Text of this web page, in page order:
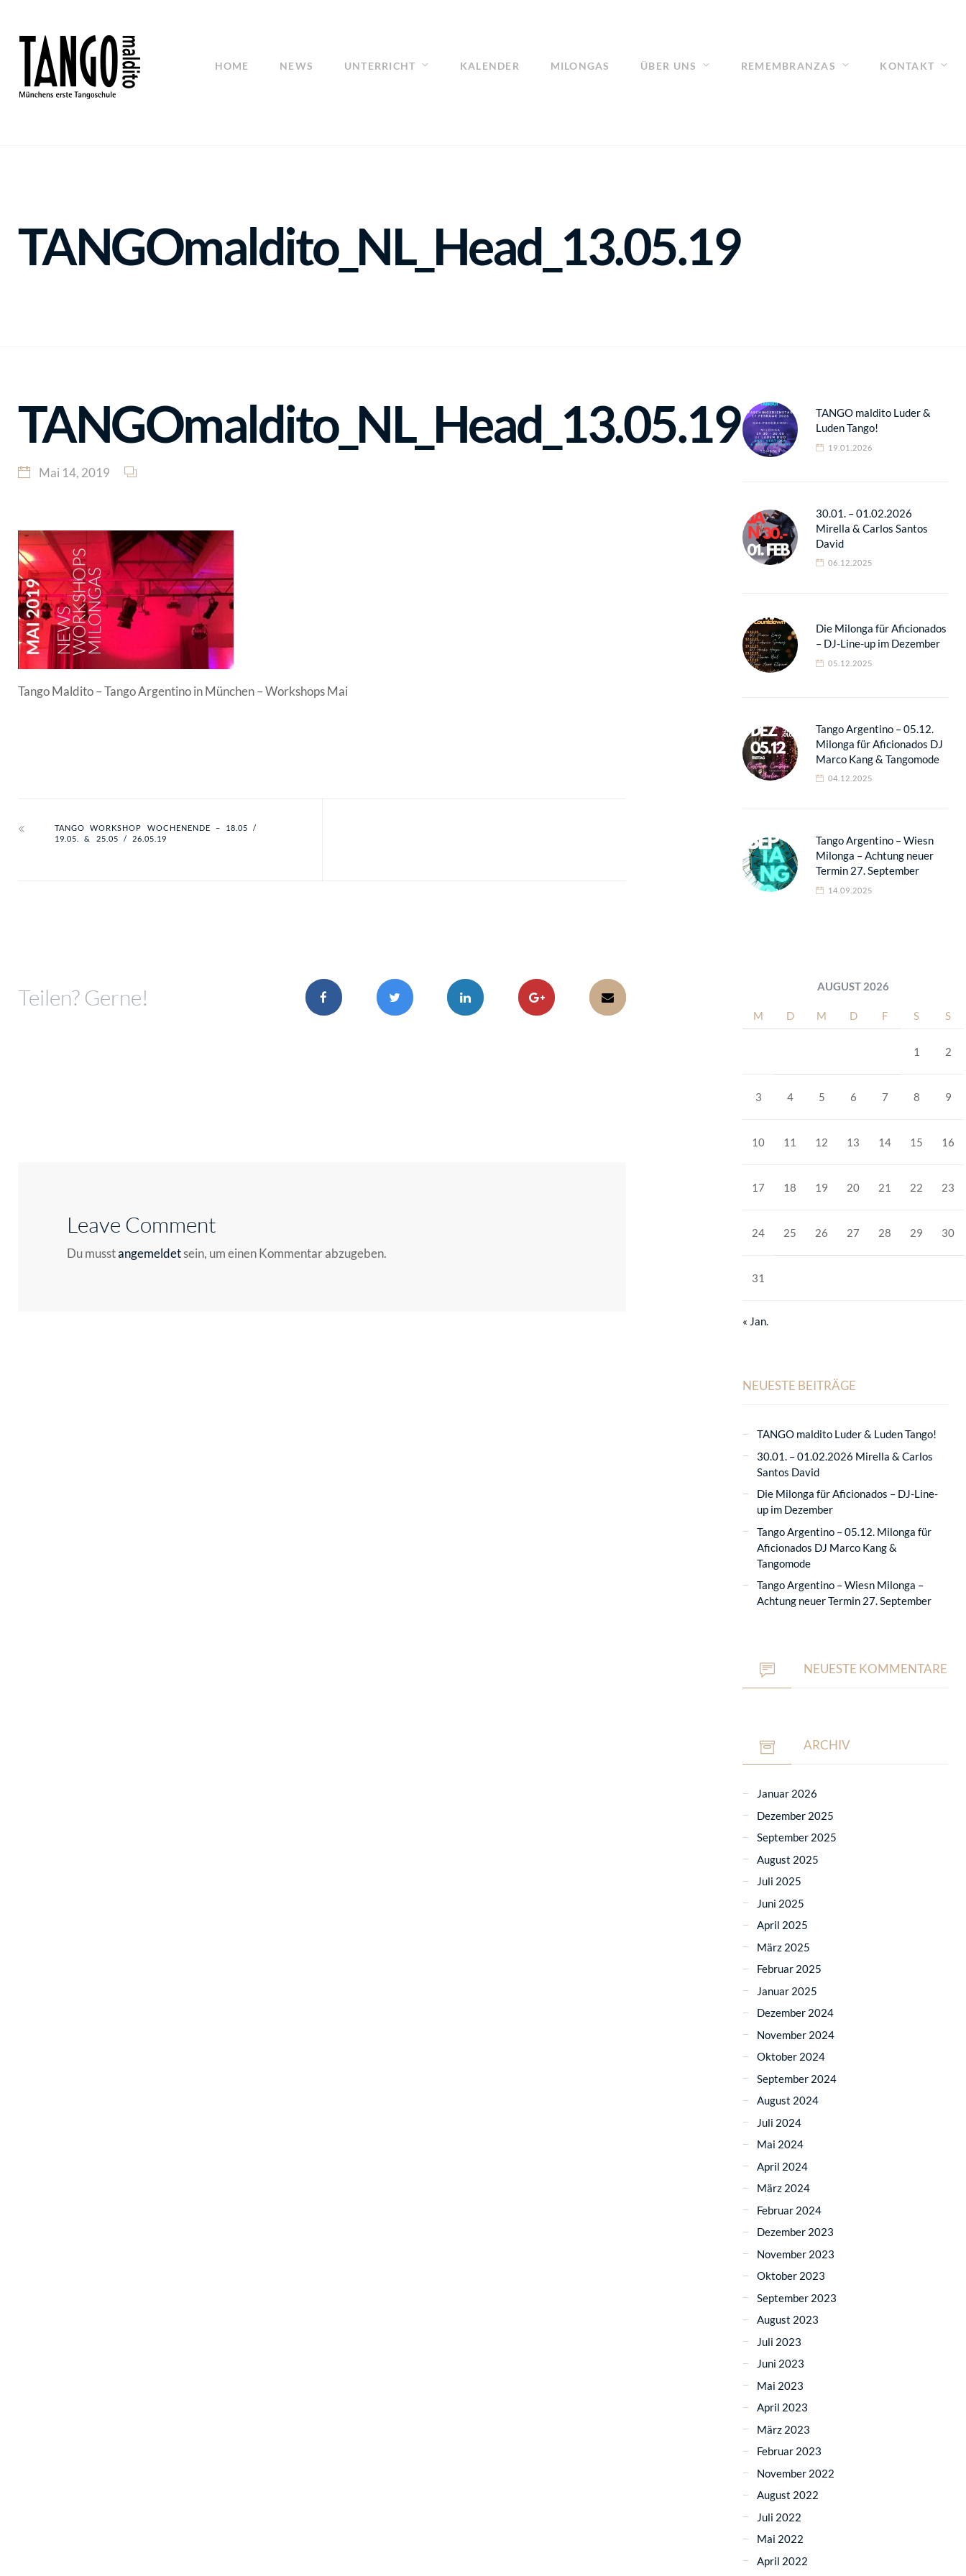
HOME NEWS UNTERRICHT KALENDER MILONGAS ÜBER UNS REMEMBRANZAS KONTAKT
TANGOmaldito_NL_Head_13.05.19
TANGOmaldito_NL_Head_13.05.19
Mai 14, 2019
Tango Maldito – Tango Argentino in München – Workshops Mai
TANGO WORKSHOP WOCHENENDE – 18.05 /
19.05. & 25.05 / 26.05.19
Teilen? Gerne!
Leave Comment
Du musstangemeldetsein, um einen Kommentar abzugeben.
TANGO maldito Luder &
Luden Tango!
19.01.2026
30.01. – 01.02.2026
Mirella & Carlos Santos
David
06.12.2025
Die Milonga für Aficionados
– DJ-Line-up im Dezember
05.12.2025
Tango Argentino – 05.12.
Milonga für Aficionados DJ
Marco Kang & Tangomode
04.12.2025
Tango Argentino – Wiesn
Milonga – Achtung neuer
Termin 27. September
14.09.2025
AUGUST 2026
M D M D F S S
1 2
3 4 5 6 7 8 9
10 11 12 13 14 15 16
17 18 19 20 21 22 23
24 25 26 27 28 29 30
31
« Jan.
NEUESTE BEITRÄGE
TANGO maldito Luder & Luden Tango!
30.01. – 01.02.2026 Mirella & Carlos
Santos David
Die Milonga für Aficionados – DJ-Line-
up im Dezember
Tango Argentino – 05.12. Milonga für
Aficionados DJ Marco Kang &
Tangomode
Tango Argentino – Wiesn Milonga –
Achtung neuer Termin 27. September
NEUESTE KOMMENTARE
ARCHIV
Januar 2026
Dezember 2025
September 2025
August 2025
Juli 2025
Juni 2025
April 2025
März 2025
Februar 2025
Januar 2025
Dezember 2024
November 2024
Oktober 2024
September 2024
August 2024
Juli 2024
Mai 2024
April 2024
März 2024
Februar 2024
Dezember 2023
November 2023
Oktober 2023
September 2023
August 2023
Juli 2023
Juni 2023
Mai 2023
April 2023
März 2023
Februar 2023
November 2022
August 2022
Juli 2022
Mai 2022
April 2022